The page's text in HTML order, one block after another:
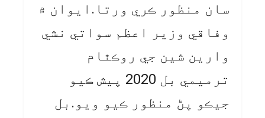
سان منظور ڪري ورتا.ايوان ۾
وفاقي وزير اعظم سواتي نشي
وارين شين جي روڪٿام
ترميمي بل 2020 پيش ڪيو
جيڪو پڻ منظور ڪيو ويو.بل